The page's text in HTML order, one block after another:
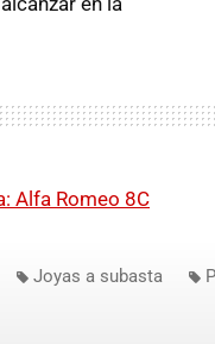
Alfa Romeo 8C
Joyas a subasta